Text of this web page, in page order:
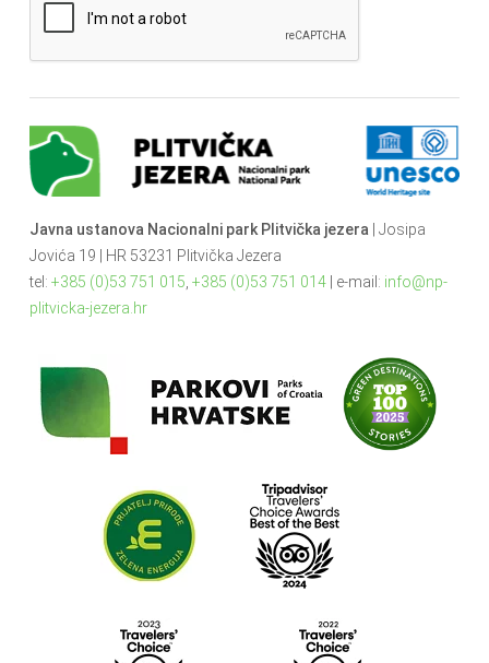
Javna ustanova Nacionalni park Plitvička jezera | Josipa
Jovića 19 | HR 53231 Plitvička Jezera
tel: +385 (0)53 751 015 +385 (0)53 751 014| e-mail: info@np-
plitvicka-jezera.hr